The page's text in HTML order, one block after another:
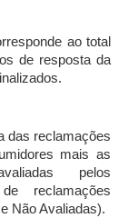
ao total
de resposta da
das reclamações
mais as
pelos
reclamações
Não Avaliadas).